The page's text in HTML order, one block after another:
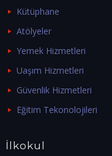
Kütüphane
Atölyeler
Yemek Hizmetleri
Uaşım Hizmetleri
Güvenlik Hizmetleri
Eğitim Tekonolojileri
İlkokul